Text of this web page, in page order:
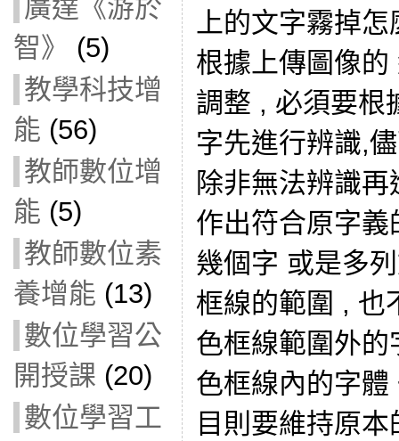
廣達《游於
智》
(5)
教學科技增
能 (56)
教師數位增
能 (5)
教師數位素
養增能 (13)
數位學習公
開授課 (20)
數位學習工
上的文字霧掉
根據上傳圖像
調整 , 必須要根
字先進行辨識,
除非無法辨識
作出符合原字
幾個字 或是多
框線的範圍 , 也
色框線範圍外
色框線內的字
目則要維持原